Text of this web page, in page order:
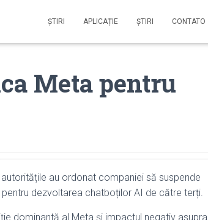
ŞTIRI APLICAȚIE ŞTIRI CONTATO
Meta pentru
au ordonat companiei să suspende
dezvoltarea chatboților AI de către terți.
dominantă al Meta și impactul negativ asupra